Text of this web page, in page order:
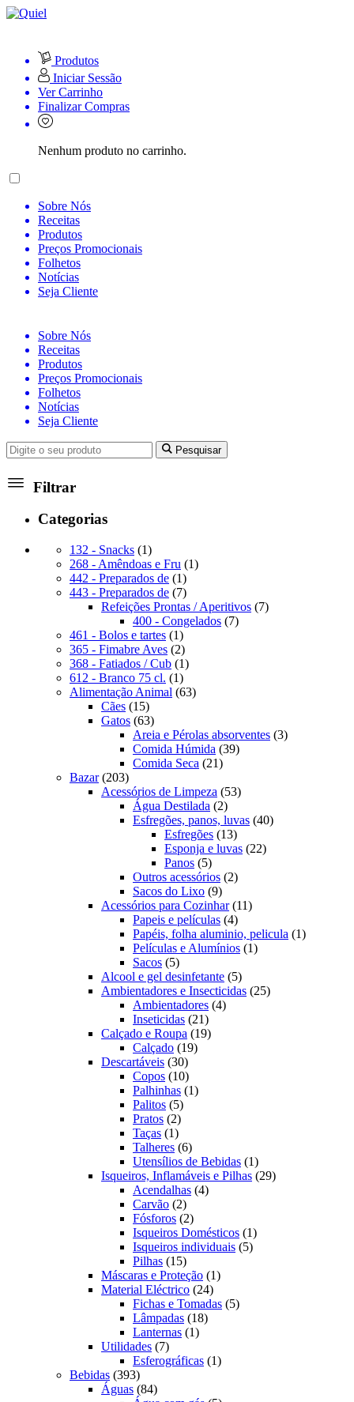
Produtos
Iniciar Sessão
Ver Carrinho
Finalizar Compras
Nenhum produto no carrinho.
Sobre Nós
Receitas
Produtos
Preços Promocionais
Folhetos
Notícias
Seja Cliente
Sobre Nós
Receitas
Produtos
Preços Promocionais
Folhetos
Notícias
Seja Cliente
Pesquisar
Filtrar
Categorias
132 - Snacks 11
produto
268 - Amêndoas e Fru 11
442 - Preparados de 11
produto
443 - Preparados de 77
produtos
Refeições Prontas / Aperitivos 77
400 - Congelados 77
461 - Bolos e tartes 11
produto
365 - Fimabre Aves 22
produtos
368 - Fatiados / Cub 11
612 - Branco 75 cl. 11
produto
Alimentação Animal 6363
Cães 1515
produtos
Gatos 6363
produtos
Areia e Pérolas absorventes 33
Comida Húmida 3939
Comida Seca 2121
Bazar 203203
produtos
Acessórios de Limpeza 5353
Água Destilada 22
produtos
Esfregões, panos, luvas 4040
Esfregões 1313
produtos
Esponja e luvas 2222
Panos 55
produtos
Outros acessórios 22
Sacos do Lixo 99
produtos
Acessórios para Cozinhar 1111
Papeis e películas 44
produtos
Papéis, folha aluminio, pelicula 11
Películas e Alumínios 11
Sacos 55
produtos
Alcool e gel desinfetante 55
produtos
Ambientadores e Insecticidas 2525
Ambientadores 44
Inseticidas 2121
produtos
Calçado e Roupa 1919
Calçado 1919
Descartáveis 3030
produtos
Copos 1010
produtos
Palhinhas 11
Palitos 55
produtos
Pratos 22
produtos
Taças 11
produto
Talheres 66
produtos
Utensílios de Bebidas 11
produto
Isqueiros, Inflamáveis e Pilhas 2929
Acendalhas 44
Carvão 22
produtos
Fósforos 22
produtos
Isqueiros Domésticos 11
produto
Isqueiros individuais 55
Pilhas 1515
produtos
Máscaras e Proteção 11
Material Eléctrico 2424
produtos
Fichas e Tomadas 55
Lâmpadas 1818
Lanternas 11
Utilidades 77
produtos
Esferográficas 11
Bebidas 393393
produtos
Águas 8484